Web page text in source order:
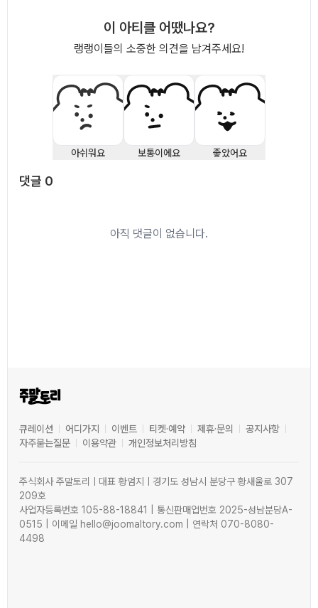
이 아티클 어땠나요?
랭랭이들의 소중한 의견을 남겨주세요!
아쉬워요 보통이에요 좋았어요
댓글 0
아직 댓글이 없습니다.
큐레이션 어디가지 이벤트 티켓·예약 제휴·문의
공지사항
자주묻는질문
이용약관 개인정보처리방침
주식회사 주말토리ㅣ대표 황엄지ㅣ경기도 성남시 분당구 황새울로 307
209호
사업자등록번호 105-88-18841 | 통신판매업번호 2025-성남분당A-
0515 | 이메일 hello@joomaltory.com | 연락처 070-8080-
4498